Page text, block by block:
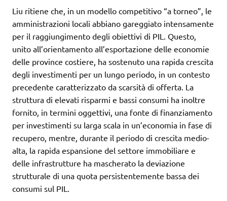
Liu ritiene che, in un modello competitivo “a torneo”, le
amministrazioni locali abbiano gareggiato intensamente
per il raggiungimento degli obiettivi di PIL. Questo,
unito all’orientamento all’esportazione delle economie
delle province costiere, ha sostenuto una rapida crescita
degli investimenti per un lungo periodo, in un contesto
precedente caratterizzato da scarsità di offerta. La
struttura di elevati risparmi e bassi consumi ha inoltre
fornito, in termini oggettivi, una fonte di finanziamento
per investimenti su larga scala in un’economia in fase di
recupero, mentre, durante il periodo di crescita medio-
alta, la rapida espansione del settore immobiliare e
delle infrastrutture ha mascherato la deviazione
strutturale di una quota persistentemente bassa dei
consumi sul PIL.